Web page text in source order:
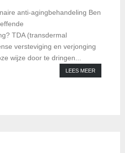
anti-agingbehandeling Ben
TDA (transdermal
versteviging en verjonging
wijze door te dringen...
LEES MEER